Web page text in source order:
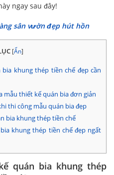
ngay sau đây!
sân vườn đẹp hút hồn
[Ẩn]
khung thép tiền chế đẹp cần
mẫu thiết kế quán bia đơn giản
thi công mẫu quán bia đẹp
bia khung thép tiền chế
khung thép tiền chế đẹp ngất
quán bia khung thép